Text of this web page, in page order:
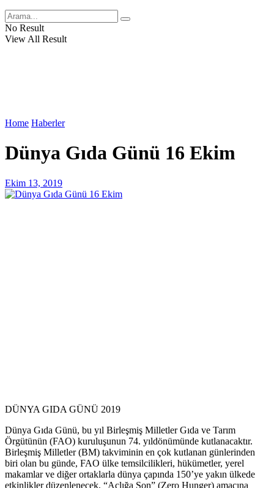
No Result
View All Result
Home Haberler
Dünya Gıda Günü 16 Ekim
Ekim 13, 2019
DÜNYA GIDA GÜNÜ 2019
Dünya Gıda Günü, bu yıl Birleşmiş Milletler Gıda ve Tarım
Örgütünün (FAO) kuruluşunun 74. yıldönümünde kutlanacaktır.
Birleşmiş Milletler (BM) takviminin en çok kutlanan günlerinden
biri olan bu günde, FAO ülke temsilcilikleri, hükümetler, yerel
makamlar ve diğer ortaklarla dünya çapında 150’ye yakın ülkede
etkinlikler düzenlenecek, “Açlığa Son” (Zero Hunger) amacına